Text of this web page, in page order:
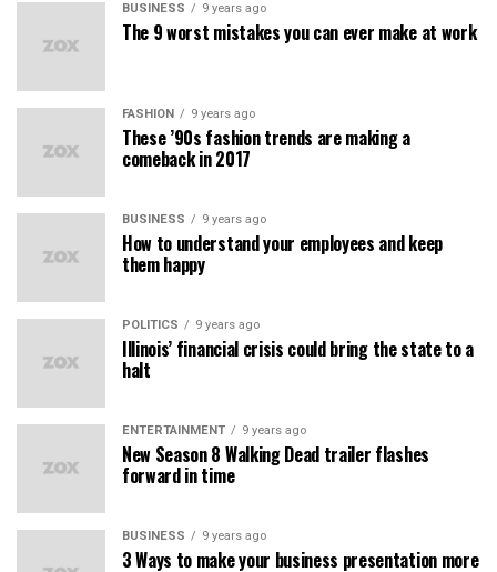
BUSINESS 9 years ago
The 9 worst mistakes you can ever make at work
FASHION 9 years ago
These ’90s fashion trends are making a
comeback in 2017
BUSINESS 9 years ago
How to understand your employees and keep
them happy
POLITICS 9 years ago
Illinois’ financial crisis could bring the state to a
halt
ENTERTAINMENT 9 years ago
New Season 8 Walking Dead trailer flashes
forward in time
BUSINESS 9 years ago
3 Ways to make your business presentation more